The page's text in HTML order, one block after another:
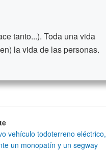
tanto...). Toda una vida
la vida de las personas.
vehículo todoterreno
un monopatín y un segway